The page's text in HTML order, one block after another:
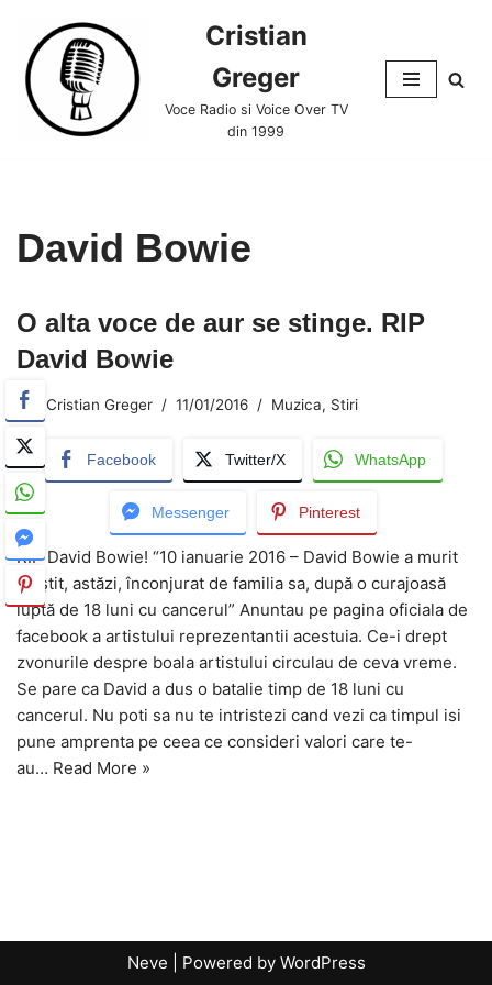
Skip
to
content
Cristian
Greger
Voce Radio si Voice Over TV
din 1999
David Bowie
O alta voce de aur se stinge. RIP
David Bowie
Cristian Greger 11/01/2016 Muzica, Stiri
Facebook Twitter/X WhatsApp
Messenger Pinterest
RIP David Bowie! “10 ianuarie 2016 – David Bowie a murit
liniştit, astăzi, înconjurat de familia sa, după o curajoasă
luptă de 18 luni cu cancerul” Anuntau pe pagina oficiala de
facebook a artistului reprezentantii acestuia. Ce-i drept
zvonurile despre boala artistului circulau de ceva vreme.
Se pare ca David a dus o batalie timp de 18 luni cu
cancerul. Nu poti sa nu te intristezi cand vezi ca timpul isi
pune amprenta pe ceea ce consideri valori care te-
au… Read More »
Neve | Powered by WordPress